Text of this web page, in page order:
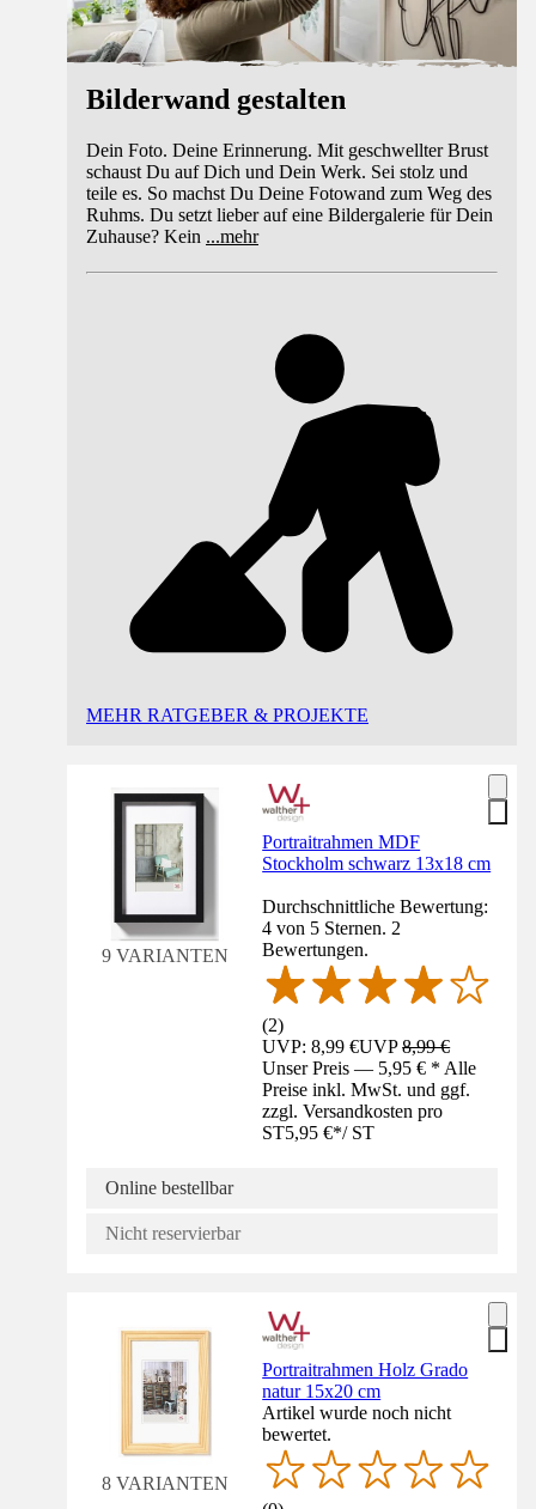
Bilderwand gestalten
Dein Foto. Deine Erinnerung. Mit geschwellter Brust
schaust Du auf Dich und Dein Werk. Sei stolz und
teile es. So machst Du Deine Fotowand zum Weg des
Ruhms. Du setzt lieber auf eine Bildergalerie für Dein
Zuhause? Kein ...mehr
MEHR RATGEBER & PROJEKTE
9 VARIANTEN
Portraitrahmen MDF
Stockholm schwarz 13x18 cm
Durchschnittliche Bewertung:
4 von 5 Sternen. 2
Bewertungen.
(2)
UVP: 8,99 €UVP8,99 €
Unser Preis — 5,95 € * Alle
Preise inkl. MwSt. und ggf.
zzgl. Versandkosten pro
ST5,95 €*/ ST
Online bestellbar
Nicht reservierbar
8 VARIANTEN
Portraitrahmen Holz Grado
natur 15x20 cm
Artikel wurde noch nicht
bewertet.